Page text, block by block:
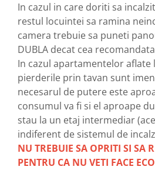
In cazul in care doriti sa
restul locuintei sa ramina
camera trebuie sa puneti
DUBLA decat cea
In cazul apartamentelor aflate
pierderile prin tavan sunt
necesarul de putere este
consumul va fi si el aproape
stau la un etaj intermediar
indiferent de sistemul de
NU TREBUIE SA OPRITI SI SA
PENTRU CA NU VETI FACE